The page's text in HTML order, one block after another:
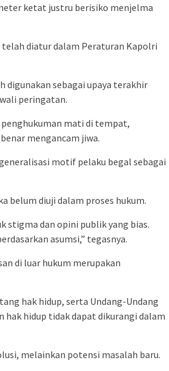
ketat justru berisiko menjelma
diatur dalam Peraturan Kapolri
digunakan sebagai upaya terakhir
peringatan.
mati di tempat,
mengancam jiwa.
motif pelaku begal sebagai
belum diuji dalam proses hukum.
stigma dan opini publik yang bias.
asumsi,” tegasnya.
di luar hukum merupakan
hak hidup, serta Undang-Undang
hak hidup tidak dapat dikurangi dalam
melainkan potensi masalah baru.